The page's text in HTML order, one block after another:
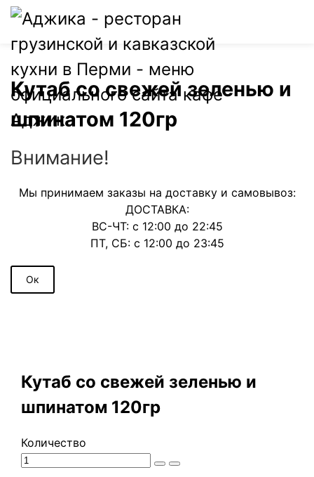
Кутаб со свежей зеленью и
шпинатом 120гр
Внимание!
Мы принимаем заказы на доставку и самовывоз:
ДОСТАВКА:
ВС-ЧТ: с 12:00 до 22:45
ПТ, СБ: с 12:00 до 23:45
Ок
Кутаб со свежей зеленью и
шпинатом 120гр
Количество